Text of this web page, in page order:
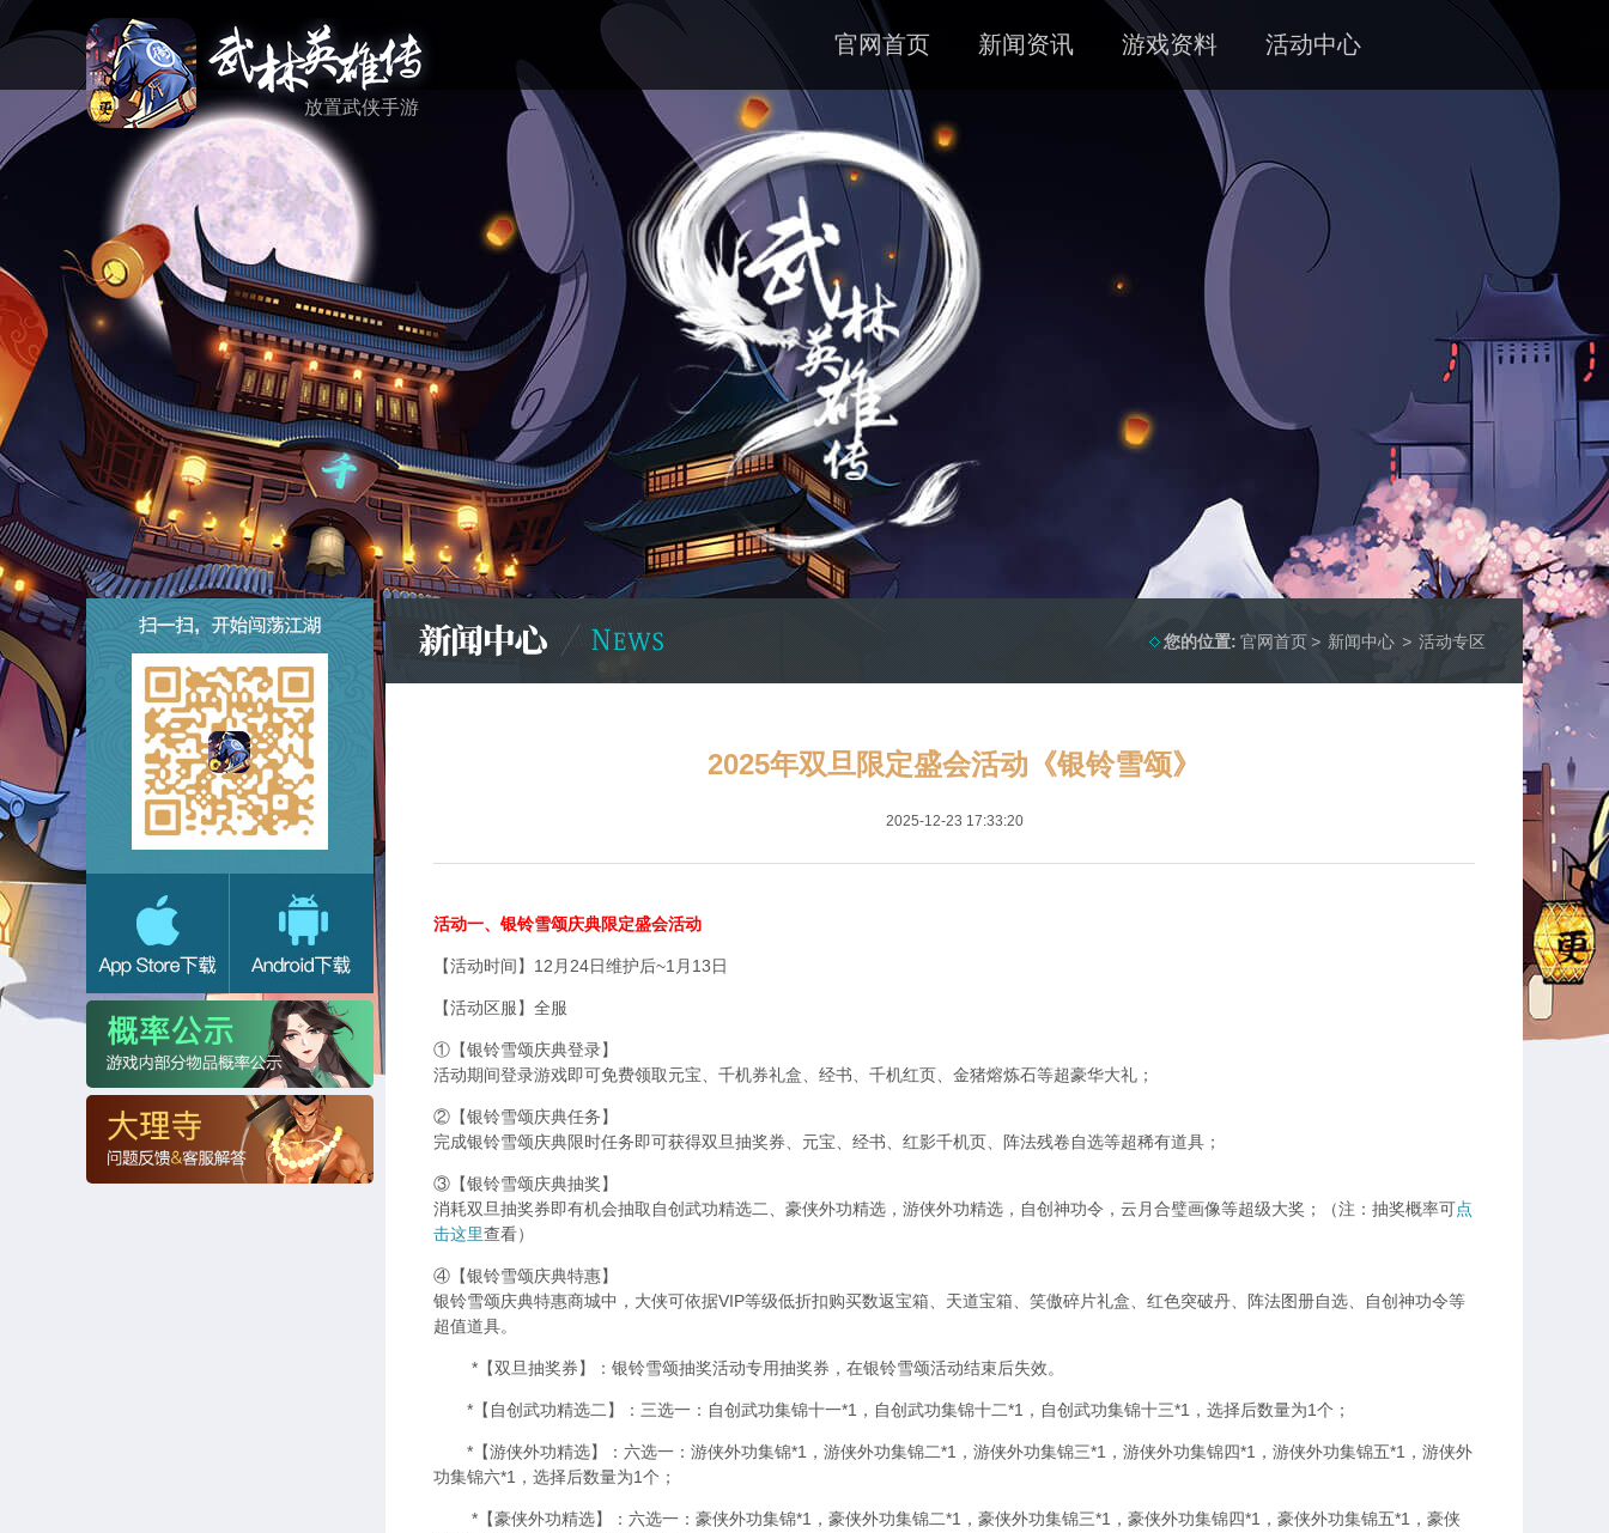
放置武侠手游
官网首页 新闻资讯 游戏资料 活动中心
您的位置: 官网首页> 新闻中心 > 活动专区
2025年双旦限定盛会活动《银铃雪颂》
2025-12-23 17:33:20
活动一、银铃雪颂庆典限定盛会活动
【活动时间】12月24日维护后~1月13日
【活动区服】全服
①【银铃雪颂庆典登录】
活动期间登录游戏即可免费领取元宝、千机券礼盒、经书、千机红页、金猪熔炼石等超豪华大礼；
②【银铃雪颂庆典任务】
完成银铃雪颂庆典限时任务即可获得双旦抽奖券、元宝、经书、红影千机页、阵法残卷自选等超稀有道具；
③【银铃雪颂庆典抽奖】
消耗双旦抽奖券即有机会抽取自创武功精选二、豪侠外功精选，游侠外功精选，自创神功令，云月合璧画像等超级大奖；（注：抽奖概率可点
击这里查看）
④【银铃雪颂庆典特惠】
银铃雪颂庆典特惠商城中，大侠可依据VIP等级低折扣购买数返宝箱、天道宝箱、笑傲碎片礼盒、红色突破丹、阵法图册自选、自创神功令等
超值道具。
*【双旦抽奖券】：银铃雪颂抽奖活动专用抽奖券，在银铃雪颂活动结束后失效。
*【自创武功精选二】：三选一：自创武功集锦十一*1，自创武功集锦十二*1，自创武功集锦十三*1，选择后数量为1个；
*【游侠外功精选】：六选一：游侠外功集锦*1，游侠外功集锦二*1，游侠外功集锦三*1，游侠外功集锦四*1，游侠外功集锦五*1，游侠外
功集锦六*1，选择后数量为1个；
*【豪侠外功精选】：六选一：豪侠外功集锦*1，豪侠外功集锦二*1，豪侠外功集锦三*1，豪侠外功集锦四*1，豪侠外功集锦五*1，豪侠
资讯 公告
活动 资料
反馈 下载